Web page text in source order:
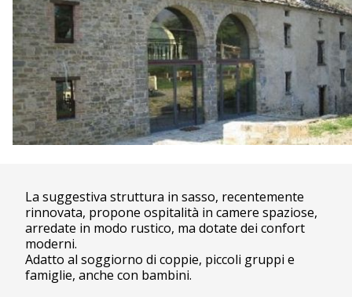
La suggestiva struttura in sasso, recentemente
rinnovata, propone ospitalità in camere spaziose,
arredate in modo rustico, ma dotate dei confort
moderni.
Adatto al soggiorno di coppie, piccoli gruppi e
famiglie, anche con bambini.